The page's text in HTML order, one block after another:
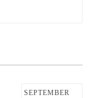
SEPTEMBER